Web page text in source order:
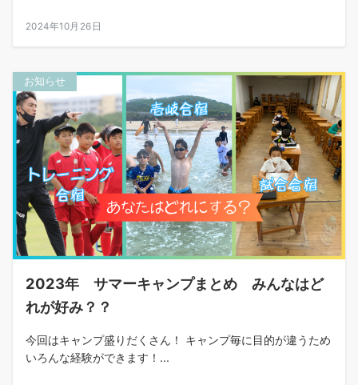
2024年10月26日
お知らせ
2023年 サマーキャンプまとめ みんなはど
れが好み？？
今回はキャンプ盛りだくさん！ キャンプ毎に目的が違うため
いろんな経験ができます！...